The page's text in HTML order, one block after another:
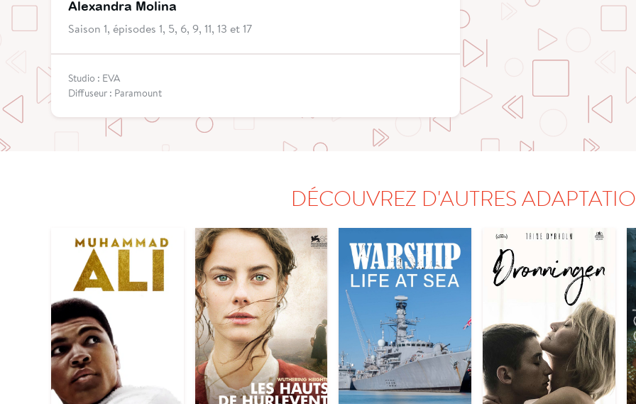
Alexandra Molina
Saison 1, épisodes 1, 5, 6, 9, 11, 13 et 17
Studio : EVA
Diffuseur : Paramount
DÉCOUVREZ D'AUTRES